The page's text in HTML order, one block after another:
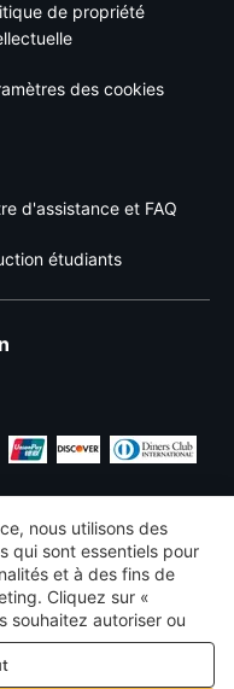
de propriété
des cookies
d'assistance et FAQ
étudiants
France
nous utilisons des
qui sont essentiels pour
et à des fins de
Cliquez sur «
souhaitez autoriser ou
d’analyse et
notre